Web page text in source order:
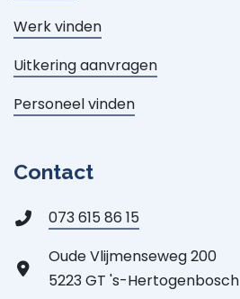
Werk vinden
Uitkering aanvragen
Personeel vinden
Contact
073 615 86 15
Oude Vlijmenseweg 200
5223 GT 's-Hertogenbosch